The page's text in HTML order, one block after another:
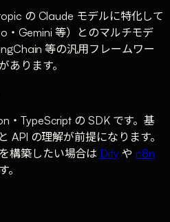
の Claude モデルに特化して
・Gemini 等）とのマルチモデ
等の汎用フレームワー
あります。
・TypeScript の SDK です。基
API の理解が前提になります。
構築したい場合は Difyや n8n